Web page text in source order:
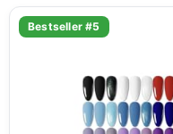
Bestseller #5